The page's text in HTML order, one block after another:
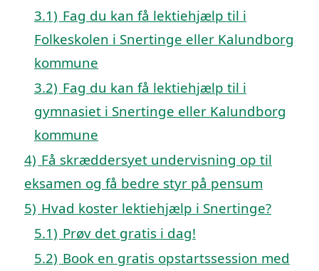
3.1) Fag du kan få lektiehjælp til i
Folkeskolen i Snertinge eller Kalundborg
kommune
3.2) Fag du kan få lektiehjælp til i
gymnasiet i Snertinge eller Kalundborg
kommune
4) Få skræddersyet undervisning op til
eksamen og få bedre styr på pensum
5) Hvad koster lektiehjælp i Snertinge?
5.1) Prøv det gratis i dag!
5.2) Book en gratis opstartssession med